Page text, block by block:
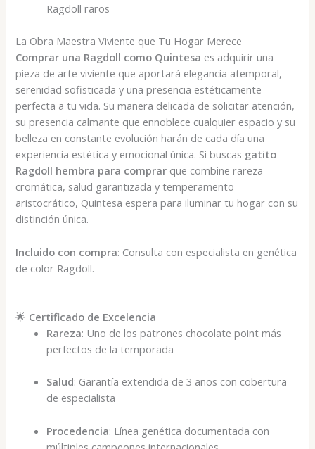
Ragdoll raros
La Obra Maestra Viviente que Tu Hogar Merece
Comprar una Ragdoll como Quintesa es adquirir una
pieza de arte viviente que aportará elegancia atemporal,
serenidad sofisticada y una presencia estéticamente
perfecta a tu vida. Su manera delicada de solicitar atención,
su presencia calmante que ennoblece cualquier espacio y su
belleza en constante evolución harán de cada día una
experiencia estética y emocional única. Si buscas gatito
Ragdoll hembra para comprar que combine rareza
cromática, salud garantizada y temperamento
aristocrático, Quintesa espera para iluminar tu hogar con su
distinción única.
Incluido con compra: Consulta con especialista en genética
de color Ragdoll.
🌟 Certificado de Excelencia
Rareza: Uno de los patrones chocolate point más
perfectos de la temporada
Salud: Garantía extendida de 3 años con cobertura
de especialista
Procedencia: Línea genética documentada con